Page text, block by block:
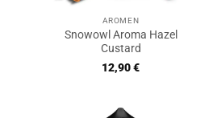
AROMEN
Snowowl Aroma Hazel
Custard
12,90€